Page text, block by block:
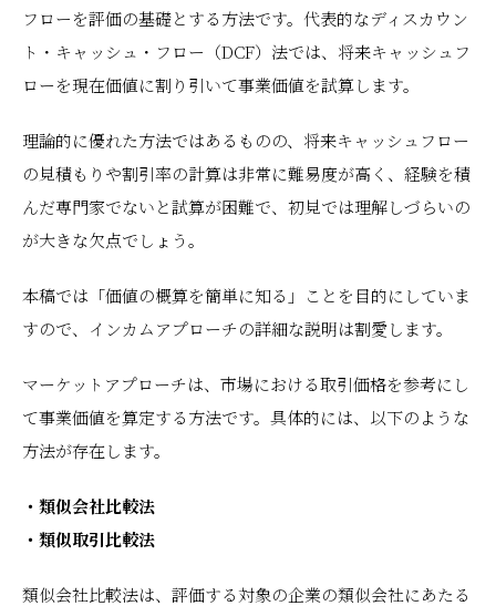
フローを評価の基礎とする方法です。代表的なディスカウン
ト・キャッシュ・フロー（DCF）法では、将来キャッシュフ
ローを現在価値に割り引いて事業価値を試算します。
理論的に優れた方法ではあるものの、将来キャッシュフロー
の見積もりや割引率の計算は非常に難易度が高く、経験を積
んだ専門家でないと試算が困難で、初見では理解しづらいの
が大きな欠点でしょう。
本稿では「価値の概算を簡単に知る」ことを目的にしていま
すので、インカムアプローチの詳細な説明は割愛します。
マーケットアプローチは、市場における取引価格を参考にし
て事業価値を算定する方法です。具体的には、以下のような
方法が存在します。
・類似会社比較法
・類似取引比較法
類似会社比較法は、評価する対象の企業の類似会社にあたる